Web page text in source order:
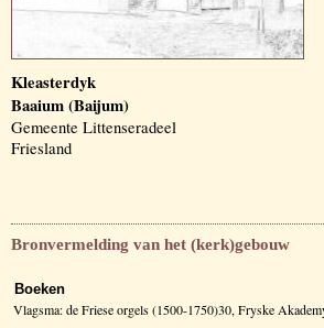
Kleasterdyk
Baaium (Baijum)
Gemeente Littenseradeel
Friesland
Bronvermelding van het (kerk)gebouw
Boeken
Vlagsma: de Friese orgels (1500-1750)30, Fryske